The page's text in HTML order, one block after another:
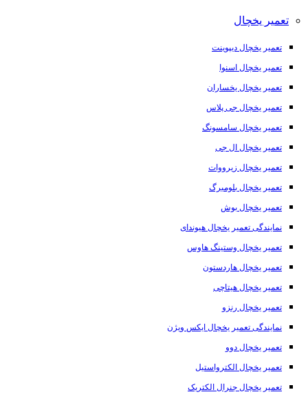
تعمیر یخچال
تعمیر یخچال دیپوینت
تعمیر یخچال اسنوا
تعمیر یخچال یخساران
تعمیر یخچال جی پلاس
تعمیر یخچال سامسونگ
تعمیر یخچال ال جی
تعمیر یخچال زیرووات
تعمیر یخچال بلومبرگ
تعمیر یخچال بوش
نمایندگی تعمیر یخچال هیوندای
تعمیر یخچال وستینگ هاوس
تعمیر یخچال هاردستون
تعمیر یخچال هیتاچی
تعمیر یخچال رنزو
نمایندگی تعمیر یخچال ایکس ویژن
تعمیر یخچال دوو
تعمیر یخچال الکترواستیل
تعمیر یخچال جنرال الکتریک